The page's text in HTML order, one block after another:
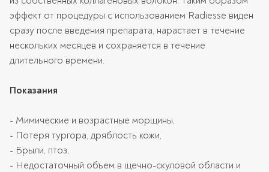
эффект от процедуры с использованием Radiesse виден
сразу после введения препарата, нарастает в течение
нескольких месяцев и сохраняется в течение
длительного времени.
Показания
- Мимические и возрастные морщины,
- Потеря тургора, дряблость кожи,
- Брыли, птоз,
- Недостаточный объем в щечно-скуловой области и